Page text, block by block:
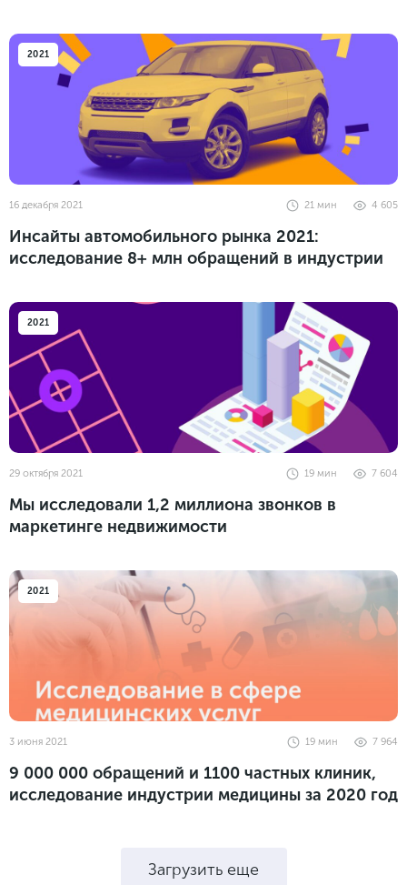
2021
16 декабря 2021 4 605
21 мин
Инсайты автомобильного рынка 2021:
исследование 8+ млн обращений в индустрии
2021
29 октября 2021 7 604
19 мин
Мы исследовали 1,2 миллиона звонков в
маркетинге недвижимости
2021
3 июня 2021 7 964
19 мин
9 000 000 обращений и 1100 частных клиник,
исследование индустрии медицины за 2020 год
Загрузить еще